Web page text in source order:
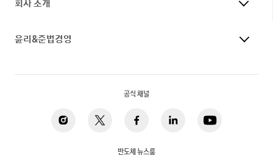
회사 소개
윤리&준법경영
공식 채널
반도체 뉴스룸